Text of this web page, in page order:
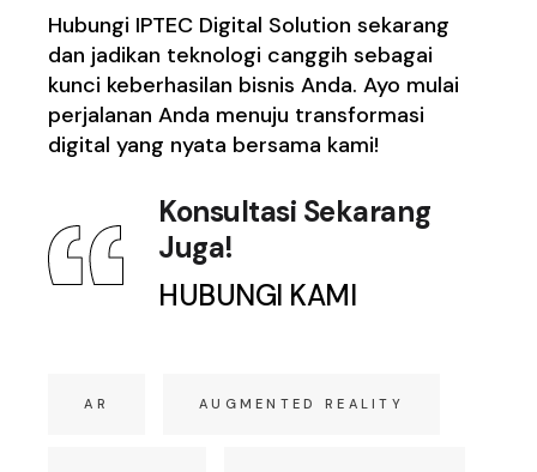
Hubungi IPTEC Digital Solution sekarang
dan jadikan teknologi canggih sebagai
kunci keberhasilan bisnis Anda. Ayo mulai
perjalanan Anda menuju transformasi
digital yang nyata bersama kami!
Konsultasi Sekarang
Juga!
HUBUNGI KAMI
AR AUGMENTED REALITY